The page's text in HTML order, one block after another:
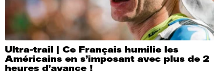
Ultra-trail | Ce Français humilie les
Américains en s’imposant avec plus de 2
heures d’avance !